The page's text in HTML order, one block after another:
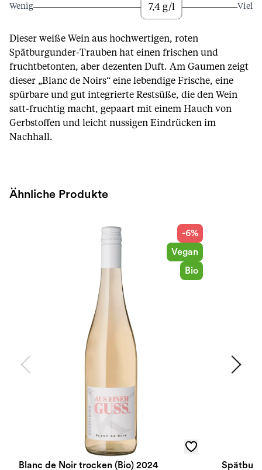
Wenig 7,4 g/l Viel
Dieser weiße Wein aus hochwertigen, roten
Spätburgunder-Trauben hat einen frischen und
fruchtbetonten, aber dezenten Duft. Am Gaumen zeigt
dieser „Blanc de Noirs“ eine lebendige Frische, eine
spürbare und gut integrierte Restsüße, die den Wein
satt-fruchtig macht, gepaart mit einem Hauch von
Gerbstoffen und leicht nussigen Eindrücken im
Nachhall.
Ähnliche Produkte
-6%
Vegan
Bio
Blanc de Noir trocken (Bio) 2024